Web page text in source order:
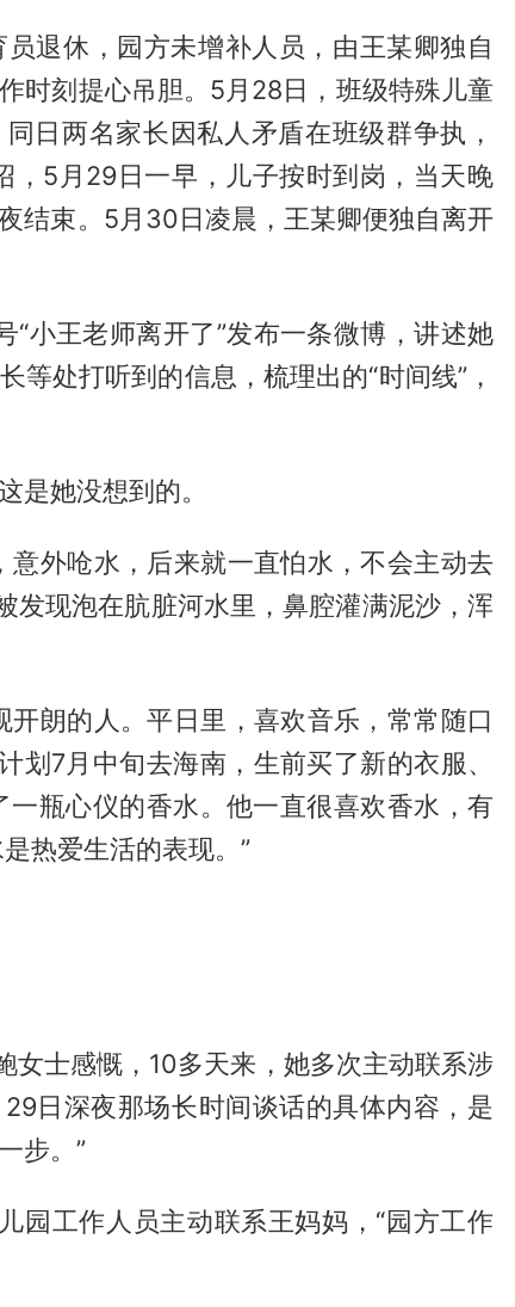
退休，园方未增补人员，由王某卿独自
时刻提心吊胆。5月28日，班级特殊儿童
日两名家长因私人矛盾在班级群争执，
，5月29日一早，儿子按时到岗，当天晚
结束。5月30日凌晨，王某卿便独自离开
“小王老师离开了”发布一条微博，讲述她
等处打听到的信息，梳理出的“时间线”，
是她没想到的。
意外呛水，后来就一直怕水，不会主动去
发现泡在肮脏河水里，鼻腔灌满泥沙，浑
开朗的人。平日里，喜欢音乐，常常随口
划7月中旬去海南，生前买了新的衣服、
瓶心仪的香水。他一直很喜欢香水，有
热爱生活的表现。”
女士感慨，10多天来，她多次主动联系涉
日深夜那场长时间谈话的具体内容，是
步。”
园工作人员主动联系王妈妈，“园方工作